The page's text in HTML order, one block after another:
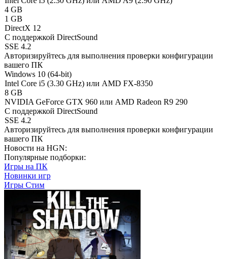
4 GB
1 GB
DirectX 12
С поддержкой DirectSound
SSE 4.2
Авторизируйтесь для выполнения проверки конфигурации
вашего ПК
Windows 10 (64-bit)
Intel Core i5 (3.30 GHz) или AMD FX-8350
8 GB
NVIDIA GeForce GTX 960 или AMD Radeon R9 290
С поддержкой DirectSound
SSE 4.2
Авторизируйтесь для выполнения проверки конфигурации
вашего ПК
Новости на HGN:
Популярные подборки:
Игры на ПК
Новинки игр
Игры Стим